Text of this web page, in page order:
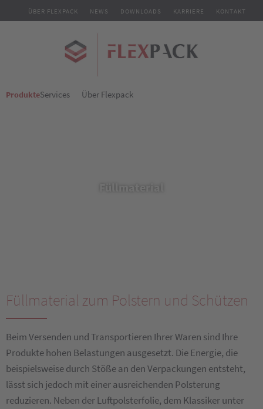
ÜBER FLEXPACK NEWS DOWNLOADS KARRIERE KONTAKT
ProdukteServices Über Flexpack
Füllmaterial
Füllmaterial zum Polstern und Schützen
Beim Versenden und Transportieren Ihrer Waren sind Ihre
Produkte hohen Belastungen ausgesetzt. Die Energie, die
beispielsweise durch Stöße an den Verpackungen entsteht,
lässt sich jedoch mit einer ausreichenden Polsterung
reduzieren. Neben der Luftpolsterfolie, dem Klassiker unter